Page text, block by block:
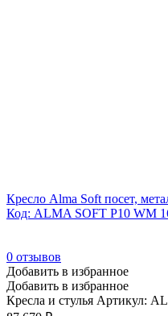
Кресло Alma Soft посет,
Код: ALMA SOFT P10 WM
0 отзывов
Добавить в избранное
Добавить в избранное
Кресла и стулья Артикул: